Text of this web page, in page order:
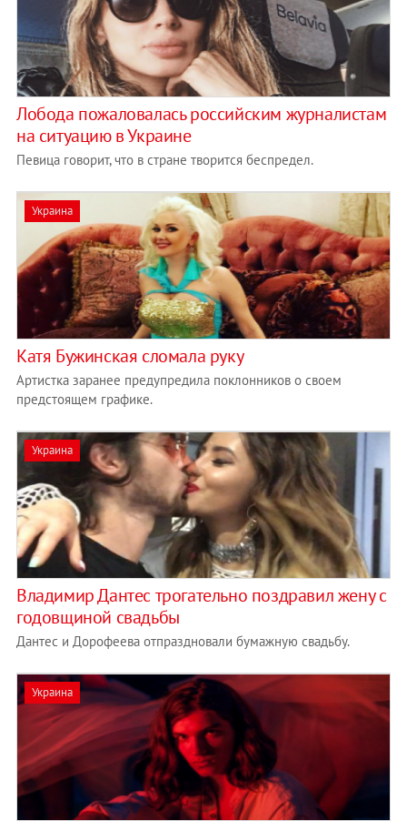
Лобода пожаловалась российским журналистам
на ситуацию в Украине
Певица говорит, что в стране творится беспредел.
Украина
Катя Бужинская сломала руку
Артистка заранее предупредила поклонников о своем
предстоящем графике.
Украина
Владимир Дантес трогательно поздравил жену с
годовщиной свадьбы
Дантес и Дорофеева отпраздновали бумажную свадьбу.
Украина